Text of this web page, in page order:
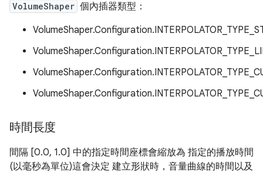
VolumeShaper 個內插器類型：
時間長度
間隔 [0.0, 1.0] 中的指定時間座標會縮放為 指定的播放時間
(以毫秒為單位)這會決定 建立形狀時，音量曲線的時間以及